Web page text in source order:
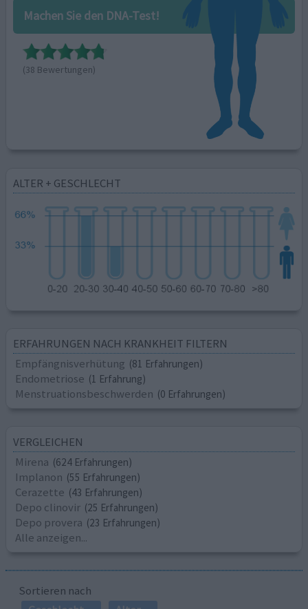
Machen Sie den DNA-Test!
(38 Bewertungen)
ALTER + GESCHLECHT
ERFAHRUNGEN NACH KRANKHEIT FILTERN
Empfängnisverhütung (81 Erfahrungen)
Endometriose (1 Erfahrung)
Menstruationsbeschwerden (0 Erfahrungen)
VERGLEICHEN
Mirena (624 Erfahrungen)
Implanon (55 Erfahrungen)
Cerazette (43 Erfahrungen)
Depo clinovir (25 Erfahrungen)
Depo provera (23 Erfahrungen)
Alle anzeigen...
Sortieren nach